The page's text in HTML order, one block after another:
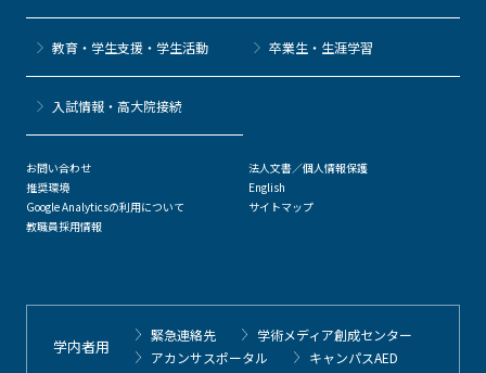
教育・学生支援・学生活動 卒業生・生涯学習
⼊試情報・高大院接続
お問い合わせ
推奨環境
Google Analyticsの利用について
教職員採用情報
法人文書／個人情報保護
English
サイトマップ
学内者用
緊急連絡先
学術メディア創成センター
アカンサスポータル
キャンパスAED